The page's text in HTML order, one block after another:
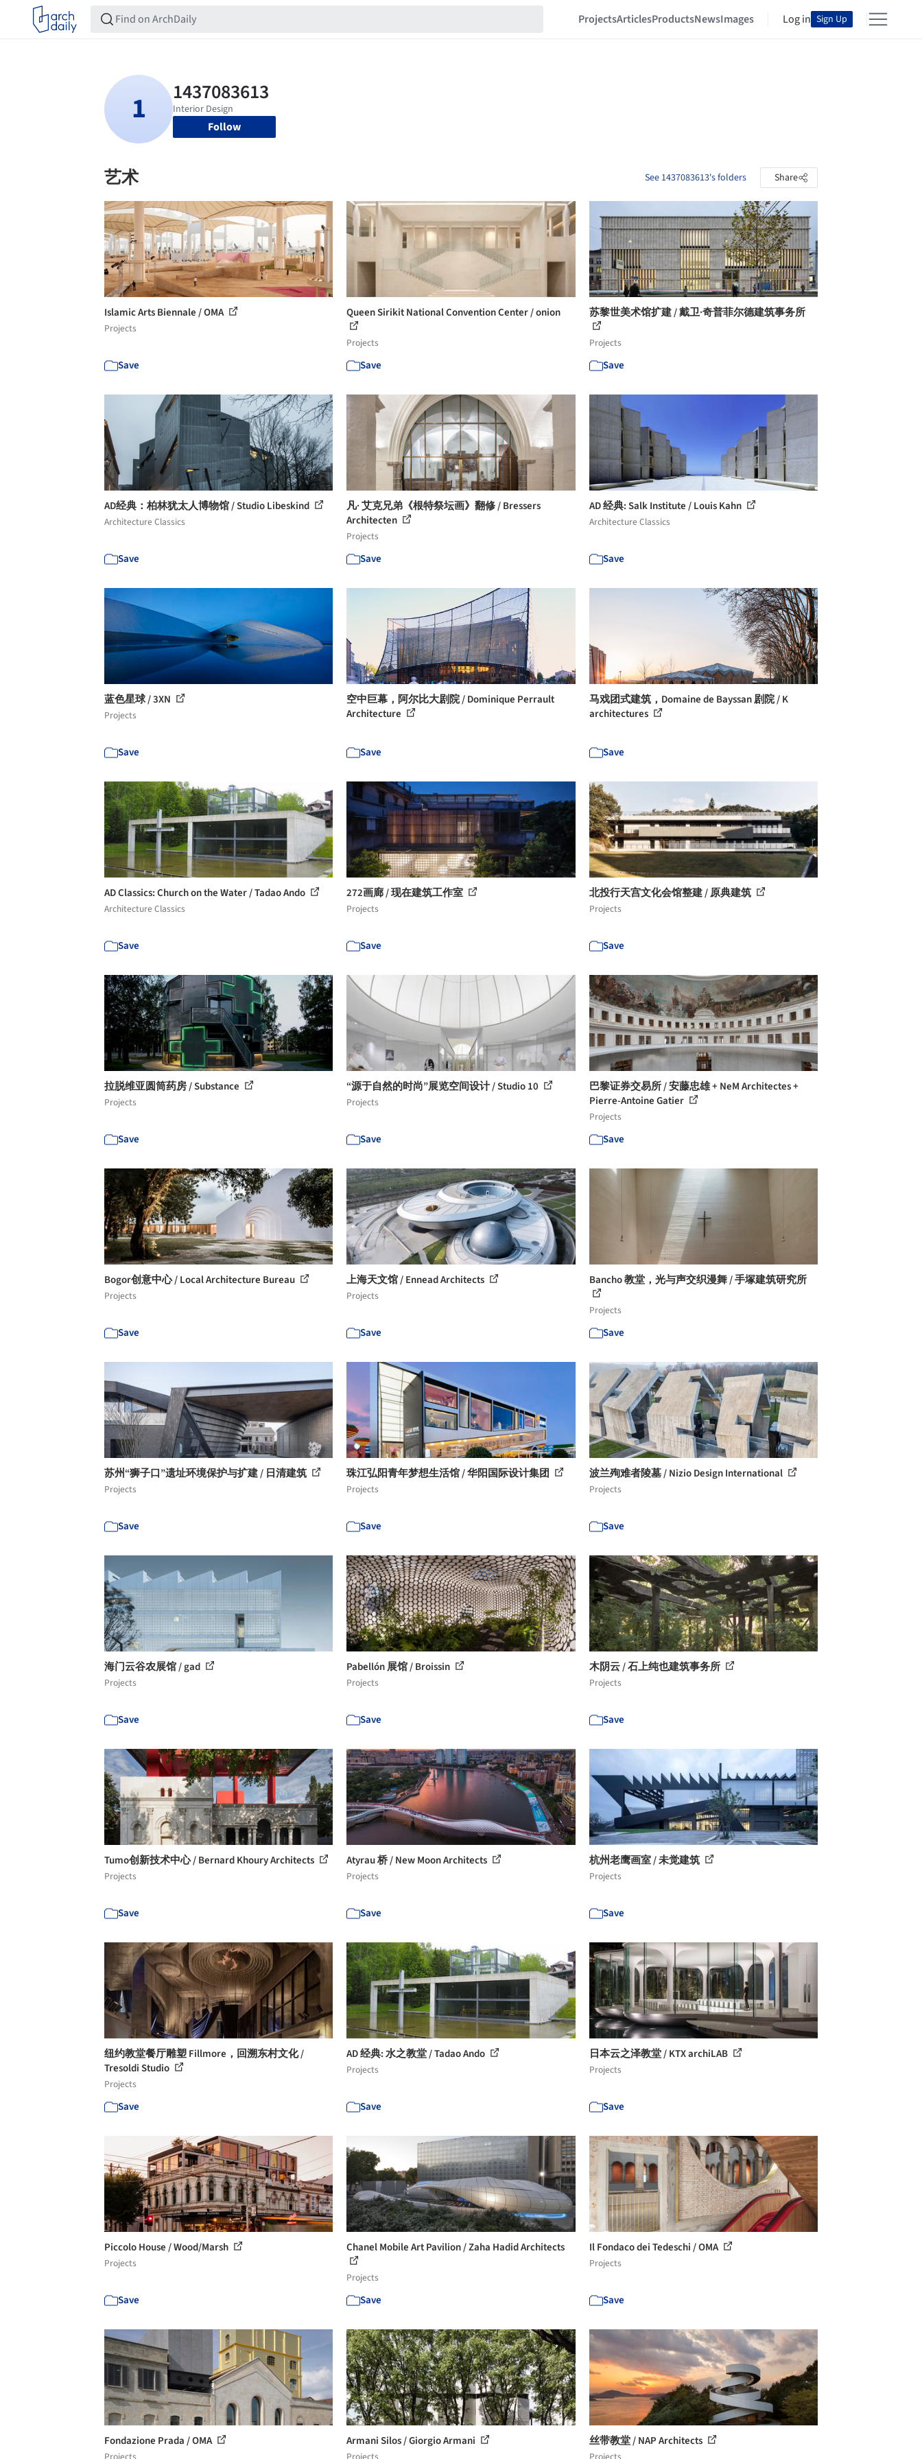
ProjectsArticlesProductsNewsImages Log in Sign Up
Follow
艺术 See 1437083613's folders Share
Islamic Arts Biennale / OMA
Projects
Save
Queen Sirikit National Convention Center / onion
Projects
Save
苏黎世美术馆扩建 / 戴卫·奇普菲尔德建筑事务所
Projects
Save
AD经典：柏林犹太人博物馆 / Studio Libeskind
Architecture Classics
Save
凡· 艾克兄弟《根特祭坛画》翻修 / Bressers
Architecten
Projects
Save
AD 经典: Salk Institute / Louis Kahn
Architecture Classics
Save
蓝色星球 / 3XN
Projects
Save
空中巨幕，阿尔比大剧院 / Dominique Perrault
Architecture
Save
马戏团式建筑，Domaine de Bayssan 剧院 / K
architectures
Save
AD Classics: Church on the Water / Tadao Ando
Architecture Classics
Save
272画廊 / 现在建筑工作室
Projects
Save
北投行天宫文化会馆整建 / 原典建筑
Projects
Save
拉脱维亚圆筒药房 / Substance
Projects
Save
“源于自然的时尚”展览空间设计 / Studio 10
Projects
Save
巴黎证券交易所 / 安藤忠雄 + NeM Architectes +
Pierre-Antoine Gatier
Projects
Save
Bogor创意中心 / Local Architecture Bureau
Projects
Save
上海天文馆 / Ennead Architects
Projects
Save
Bancho 教堂，光与声交织漫舞 / 手塚建筑研究所
Projects
Save
苏州“狮子口”遗址环境保护与扩建 / 日清建筑
Projects
Save
珠江弘阳青年梦想生活馆 / 华阳国际设计集团
Projects
Save
波兰殉难者陵墓 / Nizio Design International
Projects
Save
海门云谷农展馆 / gad
Projects
Save
Pabellón 展馆 / Broissin
Projects
Save
木阴云 / 石上纯也建筑事务所
Projects
Save
Tumo创新技术中心 / Bernard Khoury Architects
Projects
Save
Atyrau 桥 / New Moon Architects
Projects
Save
杭州老鹰画室 / 未觉建筑
Projects
Save
纽约教堂餐厅雕塑 Fillmore，回溯东村文化 /
Tresoldi Studio
Projects
Save
AD 经典: 水之教堂 / Tadao Ando
Projects
Save
日本云之泽教堂 / KTX archiLAB
Projects
Save
Piccolo House / Wood/Marsh
Projects
Save
Chanel Mobile Art Pavilion / Zaha Hadid Architects
Projects
Save
Il Fondaco dei Tedeschi / OMA
Projects
Save
Fondazione Prada / OMA Armani Silos / Giorgio Armani 丝带教堂 / NAP Architects